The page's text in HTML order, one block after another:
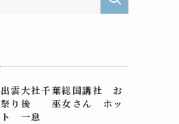
出雲大社千葉総国講社 お
祭り後 巫女さん ホッ
ト 一息